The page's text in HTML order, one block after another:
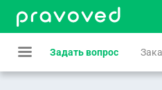
Задать вопрос